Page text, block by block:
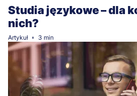
Studia językowe – dla
nich?
Artykuł 3 min